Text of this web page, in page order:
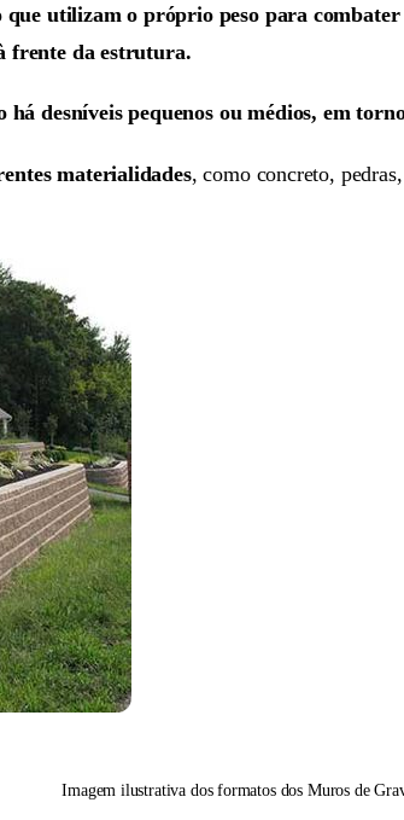
que utilizam o próprio peso para
frente da estrutura.
desníveis pequenos ou médios, em
materialidades, como concreto,
Imagem ilustrativa dos formatos dos Muros de